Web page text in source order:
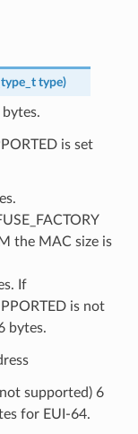
type)
is set
the MAC size is
If
is not
bytes.
supported) 6
for EUI-64.